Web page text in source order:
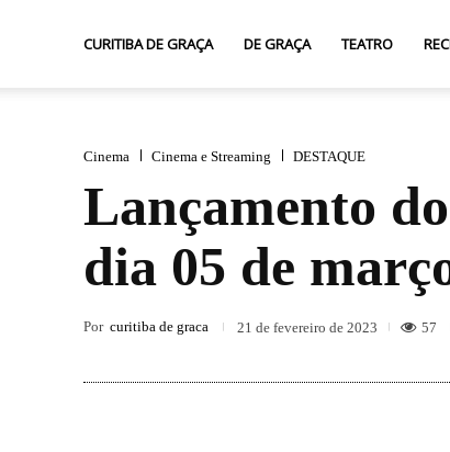
CURITIBA DE GRAÇA DE GRAÇA TEATRO
Cinema Cinema e Streaming DESTAQUE
Lançamento
dia 05 de
Por curitiba de graca 21 de fevereiro de 2023 57